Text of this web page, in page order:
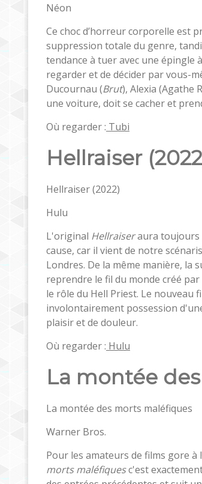
Néon
Ce choc d’horreur corporelle est
suppression totale du genre,
tendance à tuer avec une épingle
regarder et de décider par vous-
Ducournau (Brut), Alexia (Agathe
une voiture, doit se cacher et
Où regarder : Tubi
Hellraiser
Hellraiser (2022)
Hulu
L'original Hellraiseraura toujours
cause, car il vient de notre
Londres. De la même manière, la
reprendre le fil du monde créé
le rôle du Hell Priest. Le nouveau
involontairement possession
plaisir et de douleur.
Où regarder : Hulu
La montée
La montée des morts maléfiques
Warner Bros.
Pour les amateurs de films gore
morts maléfiquesc'est